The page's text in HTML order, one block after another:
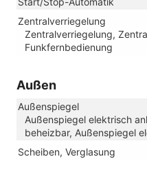
Zentralverriegelung
Zentralverriegelung,
Funkfernbedienung
Außen
Außenspiegel
Außenspiegel elektrisch
beheizbar, Außenspiegel
Scheiben, Verglasung